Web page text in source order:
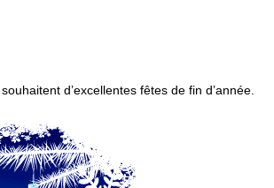
d’excellentes fêtes de fin d’année.